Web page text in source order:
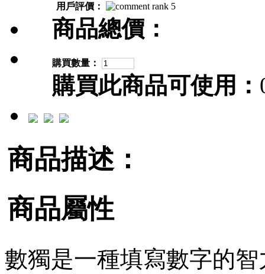
用戶評價：
商品總價：
購買數量：
購買此商品可使用：
商品描述：
商品屬性
數獨是一種填寫數字的